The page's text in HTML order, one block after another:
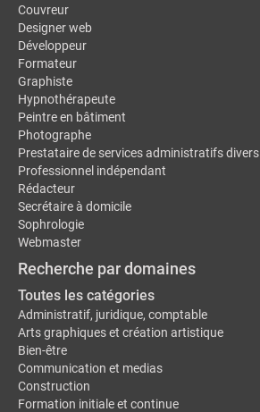
Couvreur
Designer web
Développeur
Formateur
Graphiste
Hypnothérapeute
Peintre en bâtiment
Photographe
Prestataire de services administratifs divers
Professionnel indépendant
Rédacteur
Secrétaire à domicile
Sophrologie
Webmaster
Recherche par domaines
Toutes les catégories
Administratif, juridique, comptable
Arts graphiques et création artistique
Bien-être
Communication et medias
Construction
Formation initiale et continue